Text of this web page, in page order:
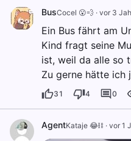
BusCocel 😮💨 · vor 3
Ein Bus fährt am
Kind fragt seine
ist, weil da alle so
Zu gerne hätte ich
31 4 0
AgentKataje 😂⛓️ · vor 1